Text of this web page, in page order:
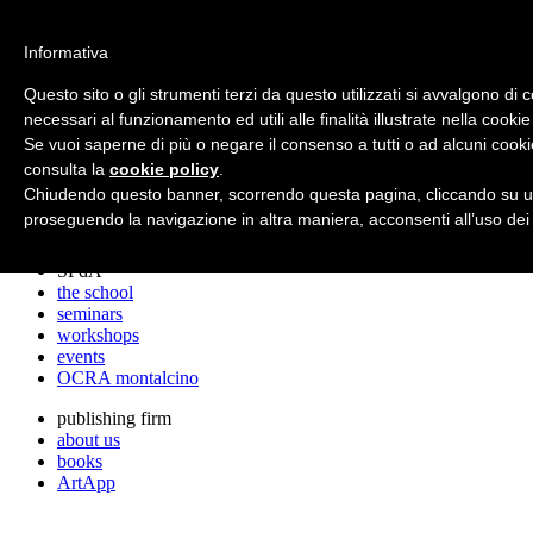
archos
the studio
projects
lectures
press cuttings
SPdA
the school
seminars
workshops
events
OCRA montalcino
publishing firm
about us
books
ArtApp
Informativa
Questo sito o gli strumenti terzi da questo utilizzati si avvalgono di
necessari al funzionamento ed utili alle finalità illustrate nella
Se vuoi saperne di più o negare il consenso a tutti o ad alcuni
consulta la cookie policy
Chiudendo questo banner, scorrendo questa pagina, cliccando su
proseguendo la navigazione in altra maniera, acconsenti all’uso